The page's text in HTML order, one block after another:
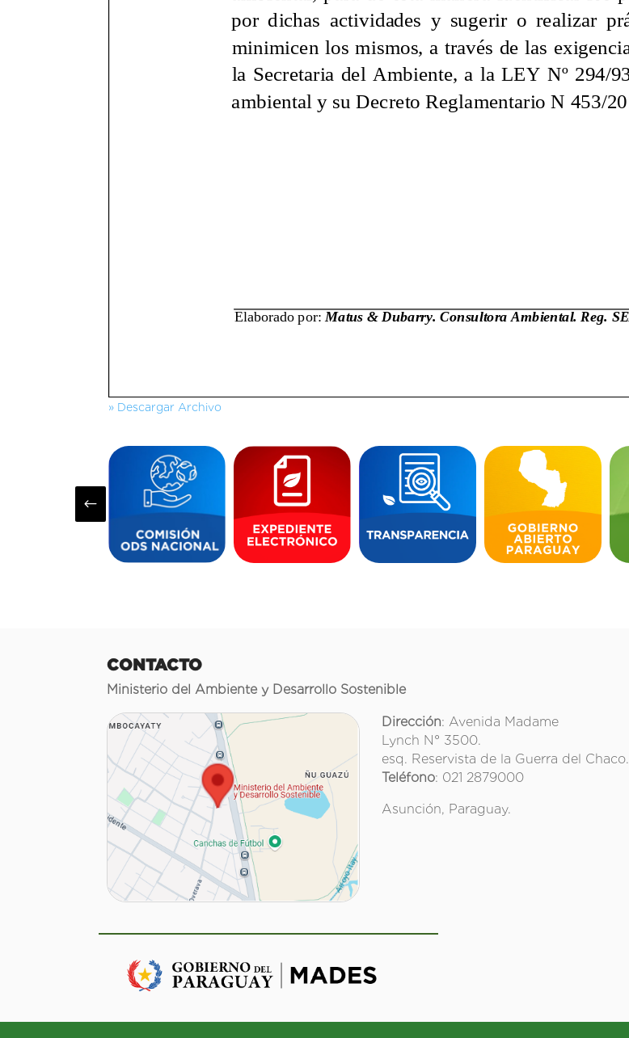
» Descargar Archivo
#
CONTACTO
Ministerio del Ambiente y Desarrollo Sostenible
Dirección: Avenida Madame
Lynch N° 3500.
esq. Reservista de la Guerra del Chaco.
Teléfono: 021 2879000
Asunción, Paraguay.